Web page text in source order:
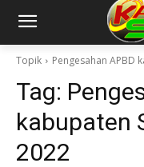
Topik Pengesahan APBD
Tag:
kabupaten
2022